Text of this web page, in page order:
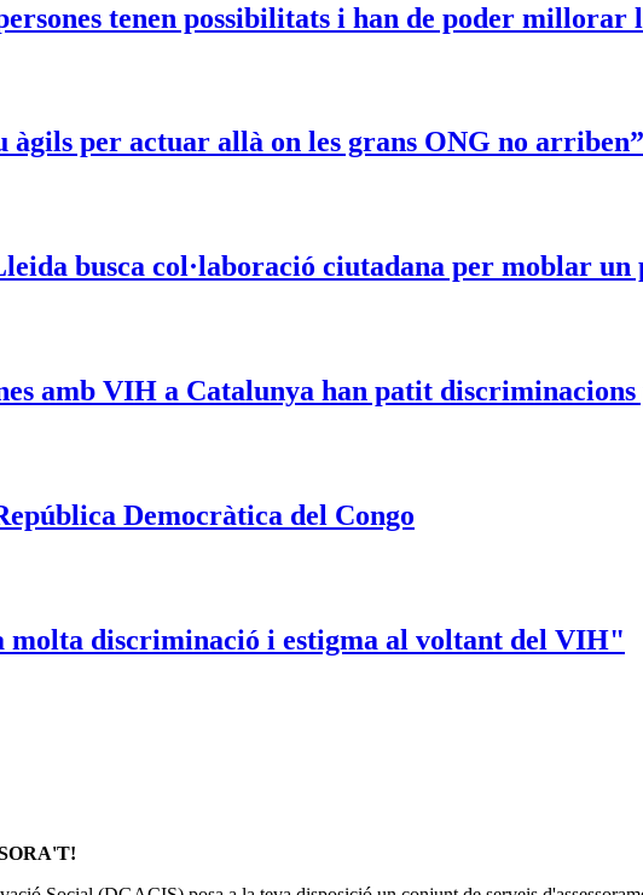
tenen possibilitats i han de poder millorar
per actuar allà on les grans ONG no arriben”
busca col·laboració ciutadana per moblar un
amb VIH a Catalunya han patit discriminacions
Democràtica del Congo
discriminació i estigma al voltant del VIH"